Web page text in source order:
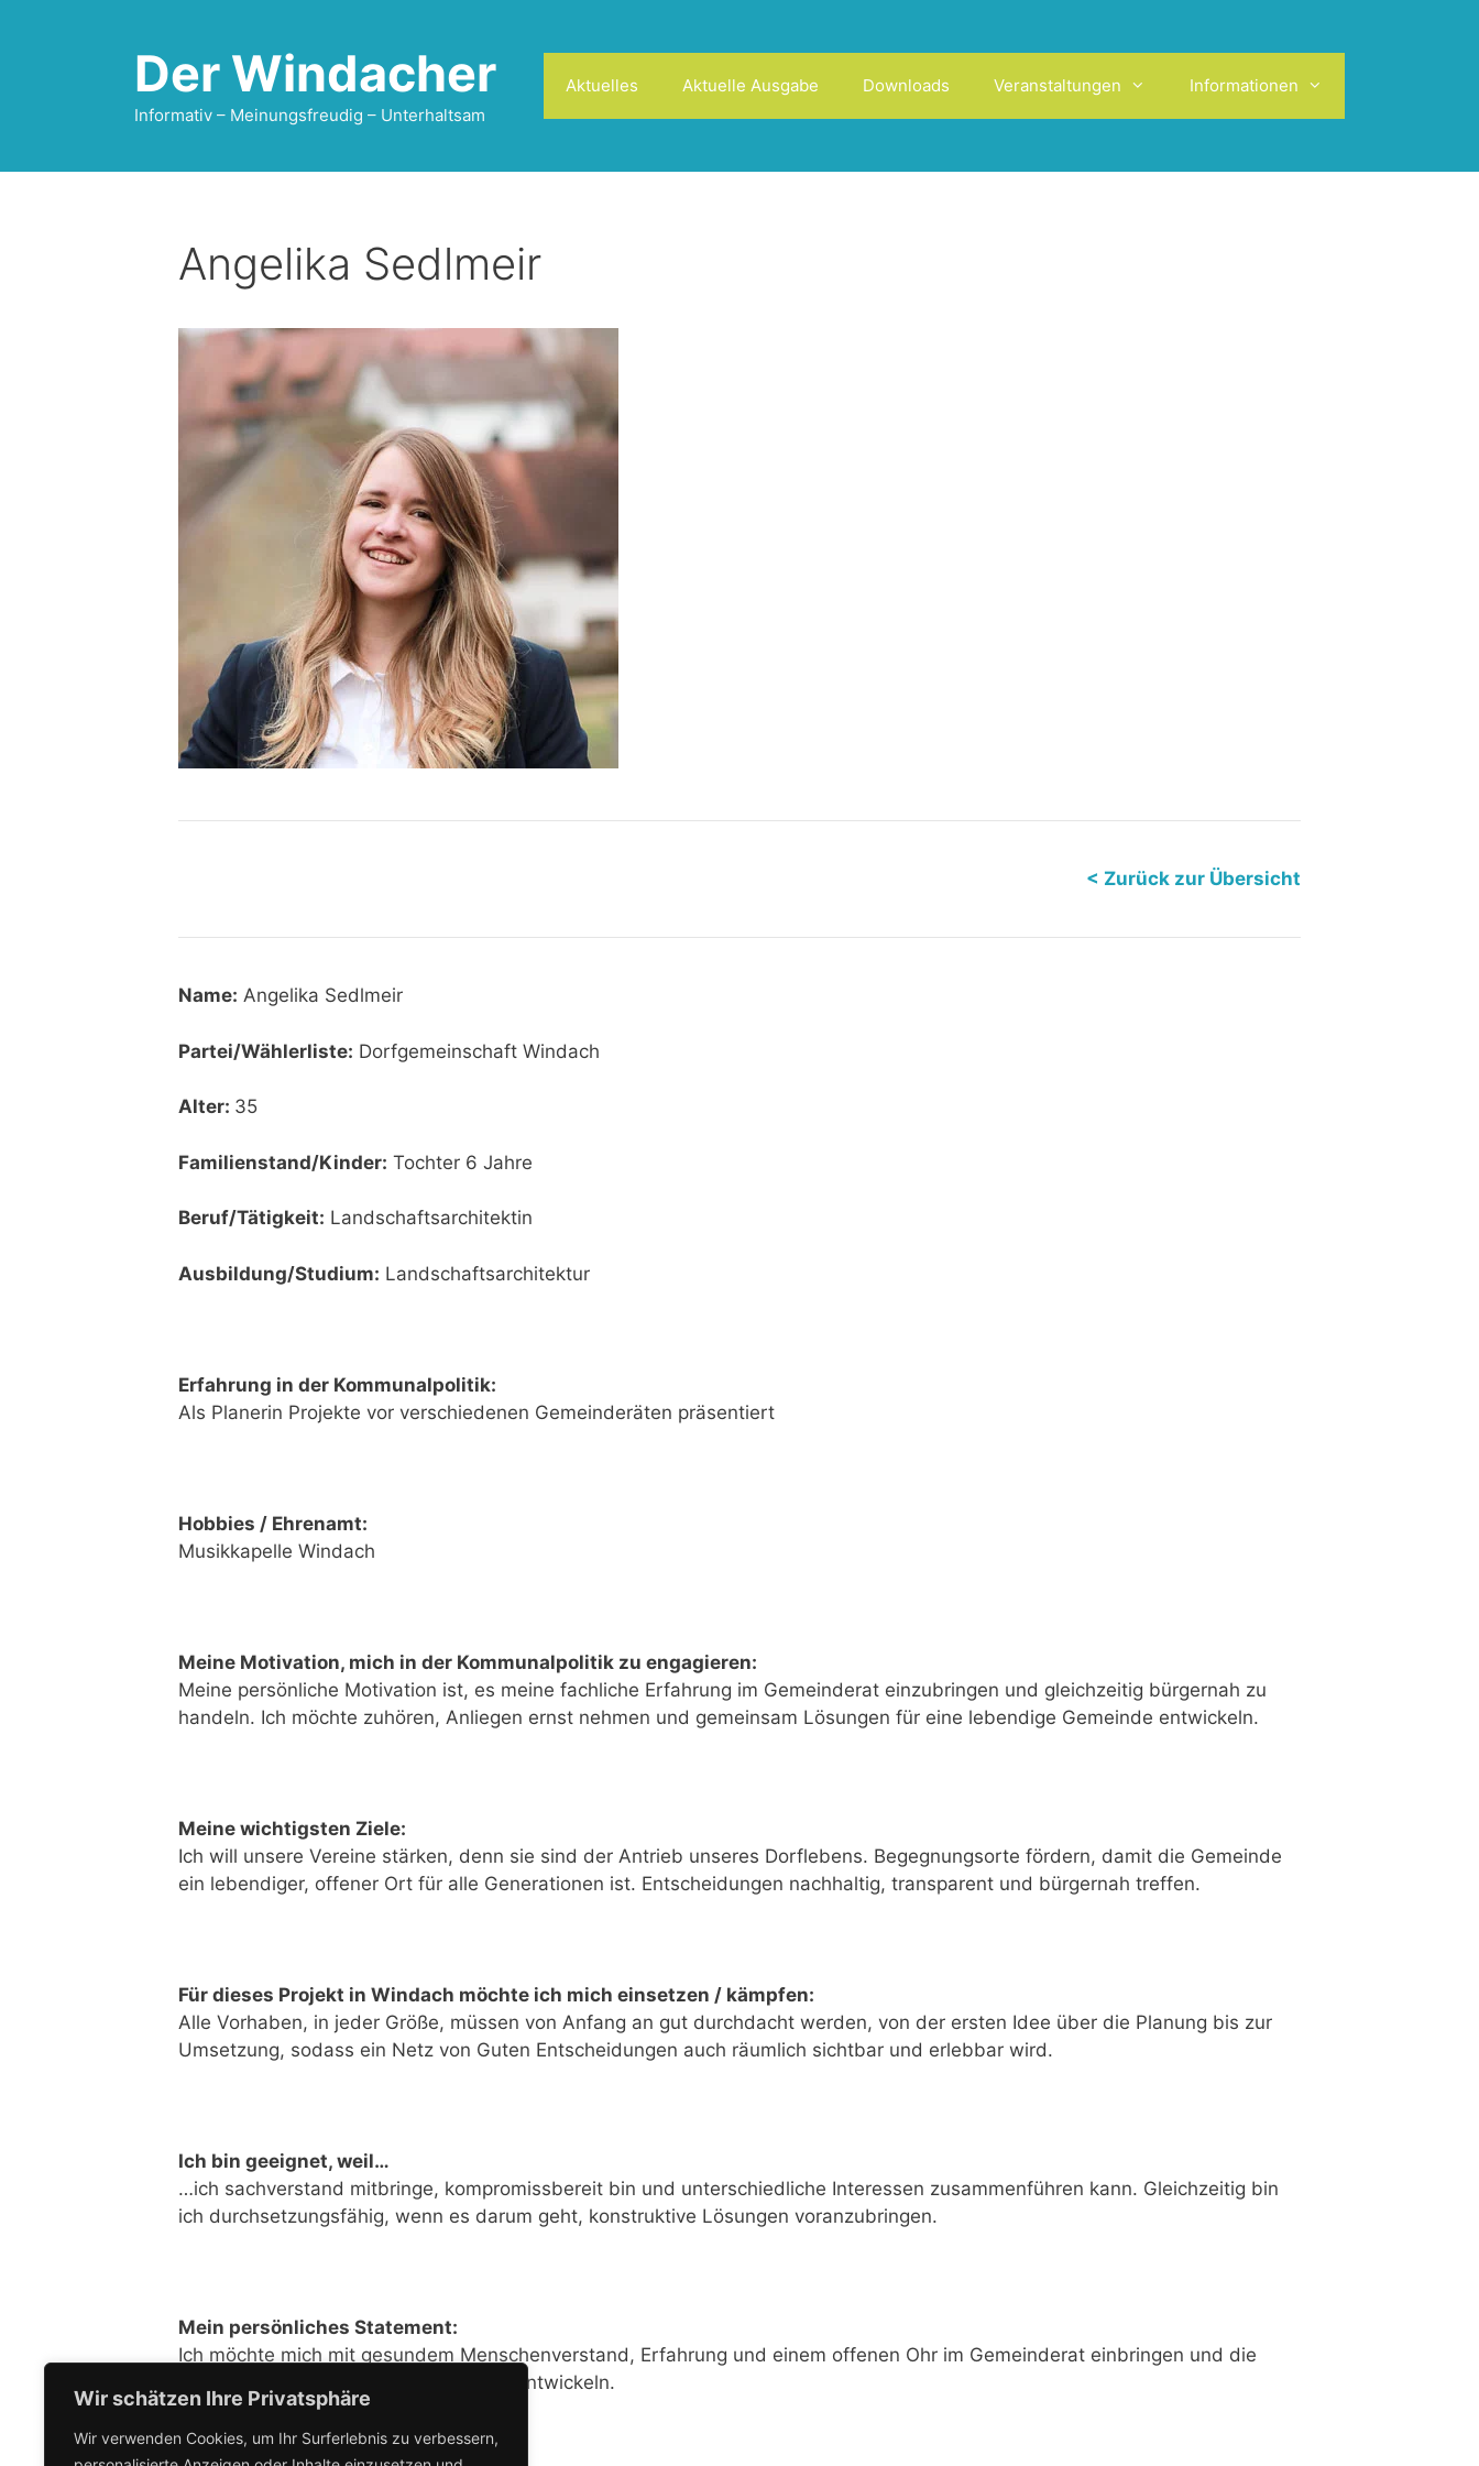
Wir schätzen Ihre Privatsphäre
Wir verwenden Cookies, um Ihr Surferlebnis zu verbessern,
Der Windacher
Informativ – Meinungsfreudig – Unterhaltsam
Aktuelles Aktuelle Ausgabe Downloads Veranstaltungen Informationen
Angelika Sedlmeir
< Zurück zur Übersicht
Name: Angelika Sedlmeir
Partei/Wählerliste: Dorfgemeinschaft Windach
Alter: 35
Familienstand/Kinder: Tochter 6 Jahre
Beruf/Tätigkeit: Landschaftsarchitektin
Ausbildung/Studium: Landschaftsarchitektur
Erfahrung in der Kommunalpolitik:
Als Planerin Projekte vor verschiedenen Gemeinderäten präsentiert
Hobbies / Ehrenamt:
Musikkapelle Windach
Meine Motivation, mich in der Kommunalpolitik zu engagieren:
Meine persönliche Motivation ist, es meine fachliche Erfahrung im Gemeinderat einzubringen und gleichzeitig bürgernah zu
handeln. Ich möchte zuhören, Anliegen ernst nehmen und gemeinsam Lösungen für eine lebendige Gemeinde entwickeln.
Meine wichtigsten Ziele:
Ich will unsere Vereine stärken, denn sie sind der Antrieb unseres Dorflebens. Begegnungsorte fördern, damit die Gemeinde
ein lebendiger, offener Ort für alle Generationen ist. Entscheidungen nachhaltig, transparent und bürgernah treffen.
Für dieses Projekt in Windach möchte ich mich einsetzen / kämpfen:
Alle Vorhaben, in jeder Größe, müssen von Anfang an gut durchdacht werden, von der ersten Idee über die Planung bis zur
Umsetzung, sodass ein Netz von Guten Entscheidungen auch räumlich sichtbar und erlebbar wird.
Ich bin geeignet, weil…
…ich sachverstand mitbringe, kompromissbereit bin und unterschiedliche Interessen zusammenführen kann. Gleichzeitig bin
ich durchsetzungsfähig, wenn es darum geht, konstruktive Lösungen voranzubringen.
Mein persönliches Statement:
Ich möchte mich mit gesundem Menschenverstand, Erfahrung und einem offenen Ohr im Gemeinderat einbringen und die
Gemeinde Windach konstruktiv weiterentwickeln.